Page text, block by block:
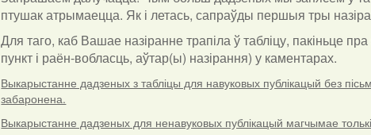
птушак атрымаецца. Як і летась, сапраўды першыя тры
Для таго, каб Вашае назіранне трапіла ў табліцу, пакіньце
пункт і раён-вобласць, аўтар(ы) назірання) у каментарах.
Выкарыстанне дадзеных з табліцы для навуковых публікацый без
забаронена.
Выкарыстанне дадзеных для ненавуковых публікацый магчымае